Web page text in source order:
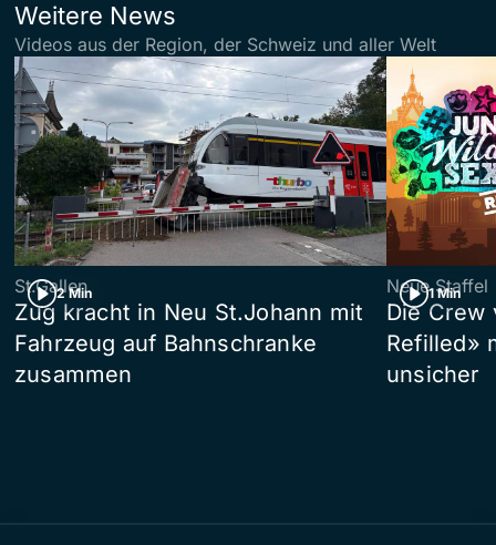
Weitere News
Videos aus der Region, der Schweiz und aller Welt
2 Min
St.Gallen
Zug kracht in Neu St.Johann mit
Fahrzeug auf Bahnschranke
zusammen
1 Min
Neue Staffel
Die Crew
Refilled»
unsicher